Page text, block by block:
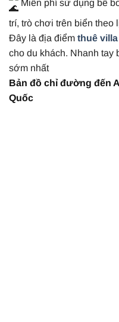
Miễn phí sử dụng bể
trí, trò chơi trên biển theo
Đây là địa điểm thuê
cho du khách. Nhanh
sớm nhất
Bản đồ chỉ đường đến
Quốc